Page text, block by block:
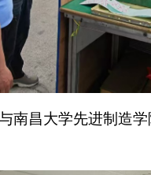
南昌大学先进制造